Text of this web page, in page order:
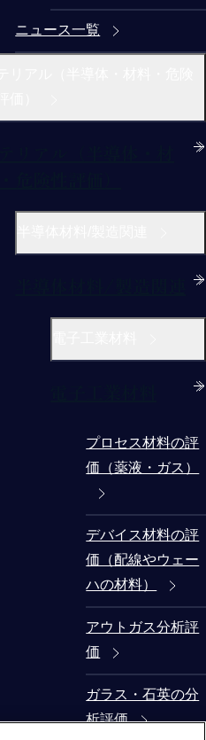
ニュース一覧
プロセス材料の評
価（薬液・ガス）
デバイス材料の評
価（配線やウェー
ハの材料）
アウトガス分析評
価
ガラス・石英の分
析評価